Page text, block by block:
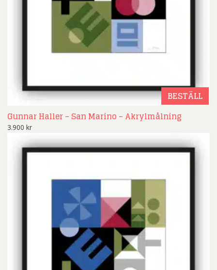
BESTÄLL
Gunnar Haller – San Marino – Akrylmålning
3.900 kr